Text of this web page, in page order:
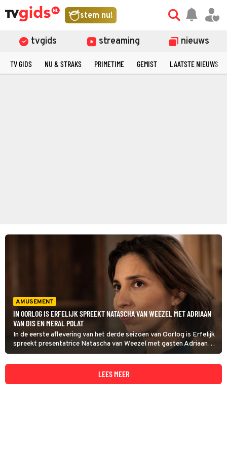
stem nu!
tvgids streaming nieuws
TV GIDS NU & STRAKS PRIMETIME GEMIST LAATSTE NIEUWS
AMUSEMENT
IN OORLOG IS ERFELIJK SPREEKT NATASCHA VAN WEEZEL MET ADRIAAN
VAN DIS EN MERAL POLAT
In de eerste aflevering van het derde seizoen van Oorlog is Erfelijk
spreekt presentatrice Natascha van Weezel met gasten Adriaan
van Dis en Meral Polat. Zij vertellen hoe de oorlogstrauma’s van
hun (groot)ouders doorwerken in hun eigen leven.
LEES MEER